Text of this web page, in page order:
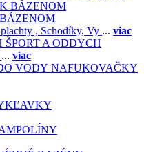
, Schodíky, Vy ... viac
ŠPORT A ODDYCH
... viac
NAFUKOVAČKY